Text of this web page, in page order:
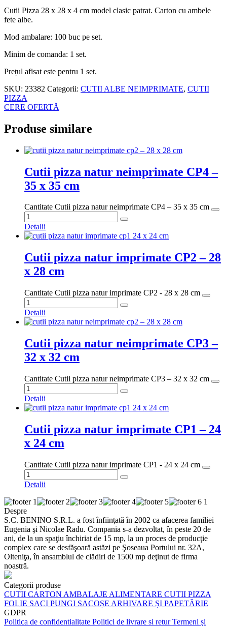
Cutii Pizza 28 x 28 x 4 cm model clasic patrat. Carton cu ambele
fete albe.
Mod ambalare: 100 buc pe set.
Minim de comanda: 1 set.
Prețul afisat este pentru 1 set.
SKU: 23382 Categorii: CUTII ALBE NEIMPRIMATE, CUTII
PIZZA
CERE OFERTĂ
Produse similare
Cutii pizza natur neimprimate CP4 –
35 x 35 cm
Cantitate Cutii pizza natur neimprimate CP4 – 35 x 35 cm
Detalii
Cutii pizza natur imprimate CP2 – 28
x 28 cm
Cantitate Cutii pizza natur imprimate CP2 - 28 x 28 cm
Detalii
Cutii pizza natur neimprimate CP3 –
32 x 32 cm
Cantitate Cutii pizza natur neimprimate CP3 – 32 x 32 cm
Detalii
Cutii pizza natur imprimate CP1 – 24
x 24 cm
Cantitate Cutii pizza natur imprimate CP1 - 24 x 24 cm
Detalii
Despre
S.C. BENINO S.R.L. a fost înfiinţată în 2002 ca afacerea familiei
Eugenia şi Nicolae Radu. Compania s-a dezvoltat, în peste 20 de
ani, de la un spaţiu închiriat de 15 mp, la un proces de producţie
complex care se desfăşoară astăzi pe Şoseaua Portului nr. 32A,
Olteniţa, în ansamblul de clădiri de 1500 mp deţinut de firma
noastră.
Categorii produse
CUTII CARTON AMBALAJE ALIMENTARE CUTII PIZZA
FOLIE SACI PUNGI SACOȘE ARHIVARE ȘI PAPETĂRIE
GDPR
Politica de confidentialitate Politici de livrare si returTermeni și